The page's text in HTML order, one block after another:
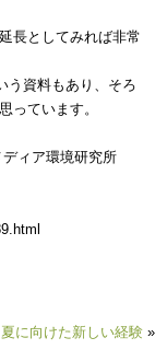
長としてみれば非常
う資料もあり、そろ
っています。
ィア環境研究所
夏に向けた新しい経験»